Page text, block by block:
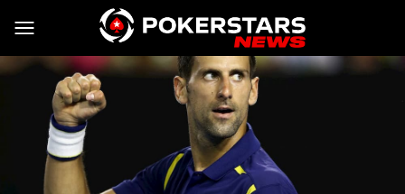
Vai al contenuto